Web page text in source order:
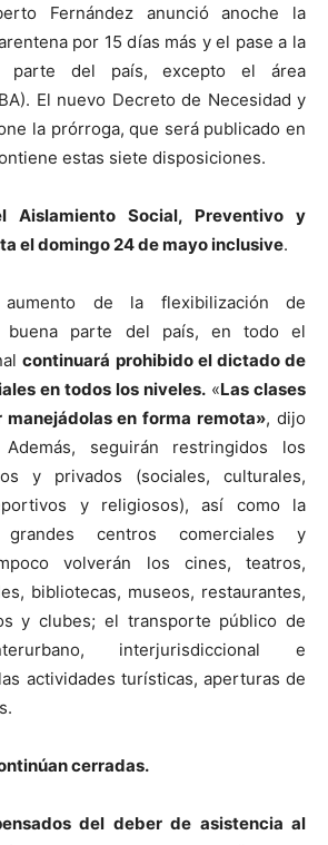
Fernández anunció anoche la
por 15 días más y el pase a la
del país, excepto el área
El nuevo Decreto de Necesidad y
la prórroga, que será publicado en
estas siete disposiciones.
Aislamiento Social, Preventivo y
el domingo 24 de mayo inclusive.
de la flexibilización de
buena parte del país, en todo el
continuará prohibido el dictado de
en todos los niveles. «Las clases
manejádolas en forma remota», dijo
seguirán restringidos los
y privados (sociales, culturales,
y religiosos), así como la
centros comerciales y
volverán los cines, teatros,
bibliotecas, museos, restaurantes,
y clubes; el transporte público de
interjurisdiccional e
actividades turísticas, aperturas de
cerradas.
del deber de asistencia al